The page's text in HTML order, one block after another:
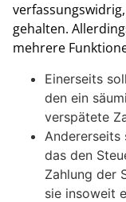
gehalten.
mehrere
Einerseits
den ein
verspätete
das den
Zahlung der
sie insoweit